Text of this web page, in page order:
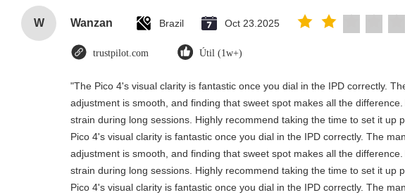
W Wanzan Brazil Oct 23.2025
trustpilot.com Útil (1w+)
"The Pico 4's visual clarity is fantastic once you dial in the IPD correctly.
adjustment is smooth, and finding that sweet spot makes all the
strain during long sessions. Highly recommend taking the time to set it up
Pico 4's visual clarity is fantastic once you dial in the IPD correctly. The
adjustment is smooth, and finding that sweet spot makes all the
strain during long sessions. Highly recommend taking the time to set it up
Pico 4's visual clarity is fantastic once you dial in the IPD correctly. The